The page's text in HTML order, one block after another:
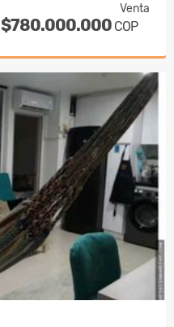
Venta
$780.000.000 COP